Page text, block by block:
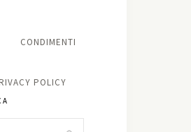
CONDIMENTI
POLICY